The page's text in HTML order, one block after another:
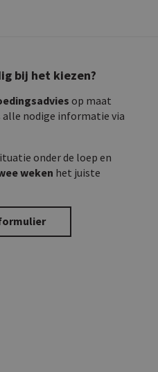
bij het kiezen?
op maat
alle nodige informatie via
onder de loep en
weken het juiste